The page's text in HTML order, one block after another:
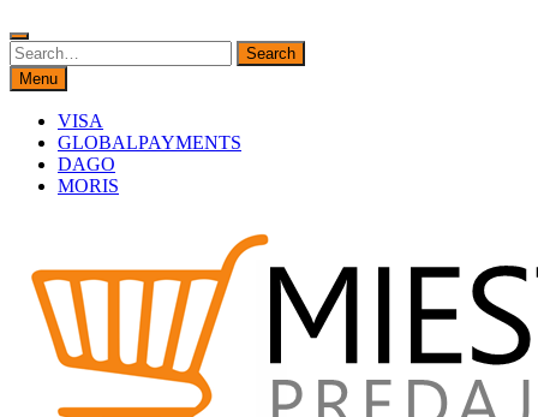
Search
for:
Search
Menu
VISA
GLOBALPAYMENTS
DAGO
MORIS